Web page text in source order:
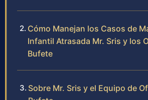
Cómo Manejan los Casos de
Infantil Atrasada Mr. Sris y los
Bufete
Sobre Mr. Sris y el Equipo de